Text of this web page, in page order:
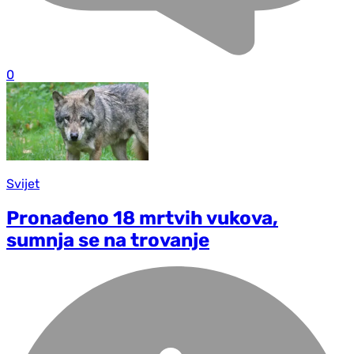
0
Svijet
Pronađeno 18 mrtvih vukova,
sumnja se na trovanje